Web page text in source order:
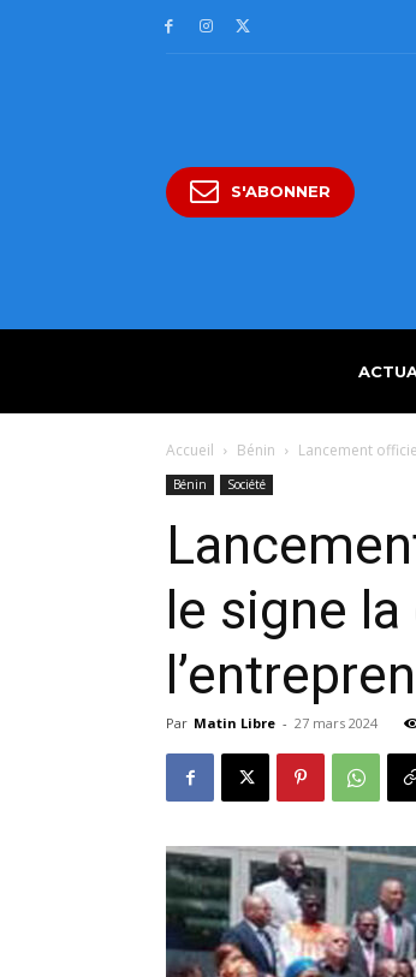
S'ABONNER
Accueil Bénin Lancement
Bénin Société
le signe
Par Matin Libre - 27 mars 2024